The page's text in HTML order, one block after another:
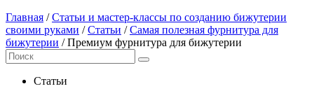
Главная /Статьи и мастер-классы по созданию бижутерии
своими руками /Статьи /Самая полезная фурнитура для
бижутерии / Премиум фурнитура для бижутерии
Статьи